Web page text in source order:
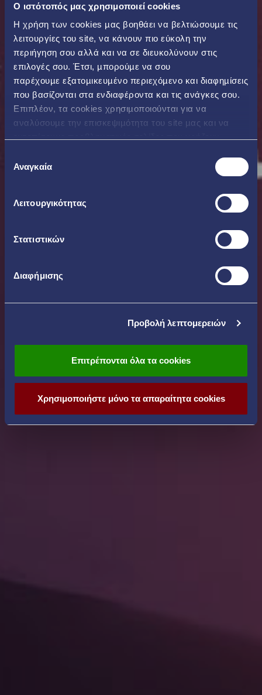
O ιστότοπός μας χρησιμοποιεί cookies
Η χρήση των cookies µας βοηθάει να βελτιώσουµε τις
λειτουργίες του site, να κάνουν πιο εύκολη την
περιήγηση σου αλλά και να σε διευκολύνουν στις
επιλογές σου. Έτσι, µπορούµε να σου
παρέχουµε εξατοµικευµένο περιεχόµενο και διαφηµίσεις
που βασίζονται στα ενδιαφέροντα και τις ανάγκες σου.
Επιπλέον, τα cookies χρησιµοποιούνται για να
αναλύσουµε την επισκεψιµότητα του site µας και να
συγκατάθεσης
Αναγκαία
Λειτουργικότητας
Στατιστικών
Διαφήμισης
Προβολή λεπτομερειών
Επιτρέπονται όλα τα cookies
Χρησιμοποιήστε μόνο τα απαραίτητα cookies